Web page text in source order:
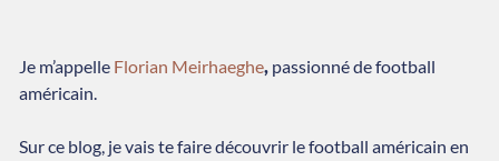
Je m’appelle Florian Meirhaeghe, passionné de football
américain.
Sur ce blog, je vais te faire découvrir le football américain en